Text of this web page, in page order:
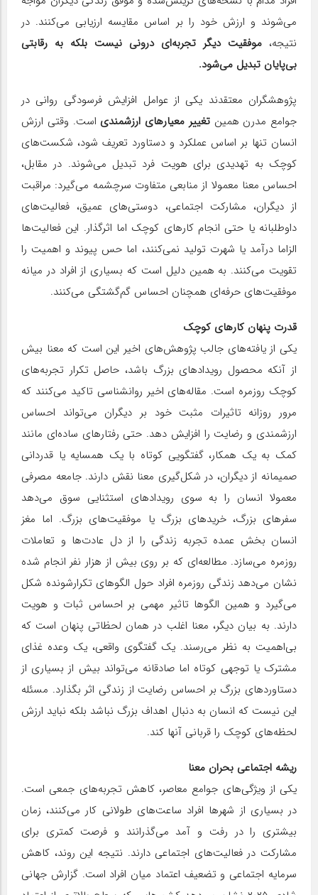
می‌شوند و ارزش خود را بر اساس مقایسه ارزیابی می‌کنند. در
نتیجه، موفقیت دیگر تجربه‌ای درونی نیست بلکه به رقابتی
بی‌پایان تبدیل می‌شود.
پژوهشگران معتقدند یکی از عوامل افزایش فرسودگی روانی در
جوامع مدرن همینتغییر معیارهای ارزشمندی است. وقتی ارزش
انسان تنها بر اساس عملکرد و دستاورد تعریف شود، شکست‌های
کوچک به تهدیدی برای هویت فرد تبدیل می‌‌شوند. در مقابل،
احساس معنا معمولا از منابعی متفاوت سرچشمه می‌گیرد: مراقبت
از دیگران، مشارکت اجتماعی، دوستی‌های عمیق، فعالیت‌های
داوطلبانه یا حتی انجام کارهای کوچک اما اثرگذار. این فعالیت‌ها
الزاما درآمد یا شهرت تولید نمی‌کنند، اما حس پیوند و اهمیت را
تقویت می‌کنند. به همین دلیل است که بسیاری از افراد در میانه
موفقیت‌‌های حرفه‌ای همچنان احساس گم‌گشتگی می‌کنند.
قدرت پنهان کارهای کوچک
یکی از یافته‌های جالب پژوهش‌های اخیر این است که معنا بیش
از آنکه محصول رویدادهای بزرگ باشد، حاصل تکرار تجربه‌های
کوچک روزمره است. مقاله‌های اخیر روانشناسی تاکید می‌کنند که
مرور روزانه تاثیرات مثبت خود بر دیگران می‌تواند احساس
ارزشمندی و رضایت را افزایش دهد. حتی رفتارهای ساده‌ای مانند
کمک به یک همکار، گفتگویی کوتاه با یک همسایه یا قدردانی
صمیمانه از دیگران، در شکل‌گیری معنا نقش دارند. جامعه مصرفی
معمولا انسان را به سوی رویدادهای استثنایی سوق می‌‌دهد
سفرهای بزرگ، خریدهای بزرگ یا موفقیت‌های بزرگ. اما مغز
انسان بخش عمده تجربه زندگی را از دل عادت‌ها و تعاملات
روزمره می‌سازد. مطالعه‌ای که بر روی بیش از هزار نفر انجام شده
نشان می‌دهد زندگی روزمره افراد حول الگوهای تکرارشونده شکل
می‌گیرد و همین الگوها تاثیر مهمی بر احساس ثبات و هویت
دارند. به بیان دیگر، معنا اغلب در همان لحظاتی پنهان است که
بی‌اهمیت به نظر می‌رسند. یک گفتگوی واقعی، یک وعده غذای
مشترک یا توجهی کوتاه اما صادقانه می‌تواند بیش از بسیاری از
دستاوردهای بزرگ بر احساس رضایت از زندگی اثر بگذارد. مسئله
این نیست که انسان به دنبال اهداف بزرگ نباشد بلکه نباید ارزش
لحظه‌های کوچک را قربانی آنها کند.
ریشه اجتماعی بحران معنا
یکی از ویژگی‌های جوامع معاصر، کاهش تجربه‌های جمعی است.
در بسیاری از شهرها افراد ساعت‌های طولانی کار می‌کنند، زمان
بیشتری را در رفت ‌و آمد می‌گذرانند و فرصت کمتری برای
مشارکت در فعالیت‌های اجتماعی دارند. نتیجه این روند، کاهش
سرمایه اجتماعی و تضعیف اعتماد میان افراد است. گزارش جهانی